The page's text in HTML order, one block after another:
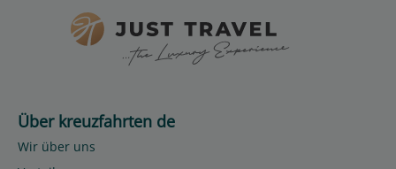
Über kreuzfahrten de
Wir über uns